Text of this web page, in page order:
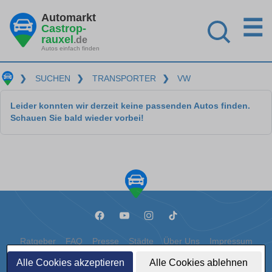
Alle Cookies akzeptieren Alle Cookies ablehnen
Automarkt
Castrop-
rauxel .de
Autos einfach finden
☰
❯ SUCHEN ❯ TRANSPORTER ❯ VW
Leider konnten wir derzeit keine passenden Autos finden.
Schauen Sie bald wieder vorbei!
Ratgeber FAQ Presse Städte Über Uns Impressum
Datenschutz Cookies